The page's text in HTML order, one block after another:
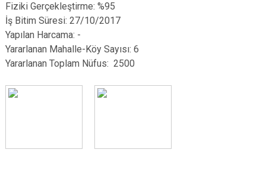
Fiziki Gerçekleştirme: %95
İş Bitim Süresi: 27/10/2017
Yapılan Harcama: -
Yararlanan Mahalle-Köy Sayısı: 6
Yararlanan Toplam Nüfus: 2500